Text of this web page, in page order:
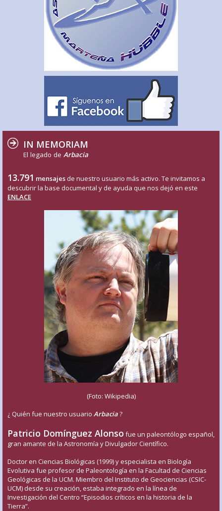
IN MEMORIAM
El legado de Arbacia
13.791 mensajes de nuestro usuario más activo. Te invitamos a
descubrir la base documental y de ayuda que nos dejó en este
ENLACE
(Foto: Wikipedia)
¿ Quién fue nuestro usuario Arbacia?
Patricio Domínguez Alonso fue un paleontólogo español,
gran amante de la Astronomía y Divulgador Científico.
Doctor en Ciencias Biológicas (1999) y especialista en Biología
Evolutiva fue profesor de Paleontología en la Facultad de Ciencias
Geológicas de la UCM. Miembro del Instituto de Geociencias (CSIC-
UCM) desde su creación, estaba integrado en la línea de
Investigación del Centro “Episodios críticos en la historia de la
Tierra”.